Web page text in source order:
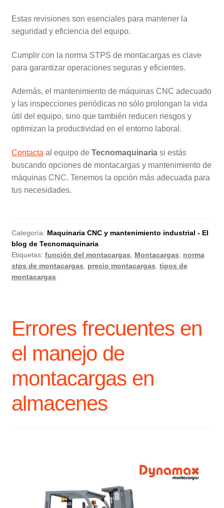
Estas revisiones son esenciales para mantener la
seguridad y eficiencia del equipo.
Cumplir con la norma STPS de montacargas es clave
para garantizar operaciones seguras y eficientes.
Además, el mantenimiento de máquinas CNC adecuado
y las inspecciones periódicas no sólo prolongan la vida
útil del equipo, sino que también reducen riesgos y
optimizan la productividad en el entorno laboral.
Contacta al equipo de Tecnomaquinariasi estás
buscando opciones de montacargas y mantenimiento de
máquinas CNC. Tenemos la opción más adecuada para
tus necesidades.
Categoría: Maquinaria CNC y mantenimiento industrial - El
blog de Tecnomaquinaria
Etiquetas: función del montacargas Montacargas
norma
stps de montacargas
precio montacargas tipos de
montacargas
Errores frecuentes en
el manejo de
montacargas en
almacenes